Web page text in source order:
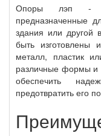
Опоры лэп -
предназначенные
здания или другой
быть изготовлены
металл, пластик
различные формы и
обеспечить
предотвратить его